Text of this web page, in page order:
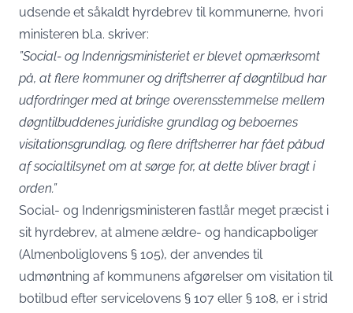
udsende et såkaldt hyrdebrev til kommunerne, hvori
ministeren bl.a. skriver:
”Social- og Indenrigsministeriet er blevet opmærksomt
på, at flere kommuner og driftsherrer af døgntilbud har
udfordringer med at bringe overensstemmelse mellem
døgntilbuddenes juridiske grundlag og beboernes
visitationsgrundIag, og flere driftsherrer har fået påbud
af socialtilsynet om at sørge for, at dette bliver bragt i
orden.”
Social- og Indenrigsministeren fastlår meget præcist i
sit hyrdebrev, at almene ældre- og handicapboliger
(Almenboliglovens § 105), der anvendes til
udmøntning af kommunens afgørelser om visitation til
botilbud efter servicelovens § 107 eller § 108, er i strid